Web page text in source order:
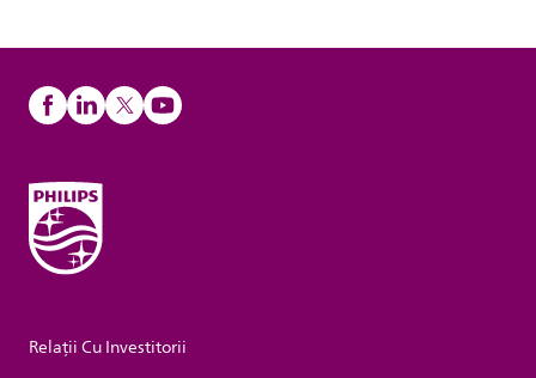
Relații Cu Investitorii